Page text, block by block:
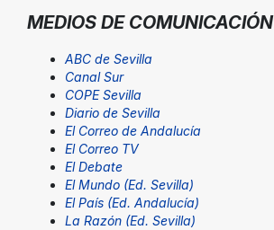
MEDIOS DE COMUNICACIÓN
ABC de Sevilla
Canal Sur
COPE Sevilla
Diario de Sevilla
El Correo de Andalucía
El Correo TV
El Debate
El Mundo (Ed. Sevilla)
El País (Ed. Andalucía)
La Razón (Ed. Sevilla)